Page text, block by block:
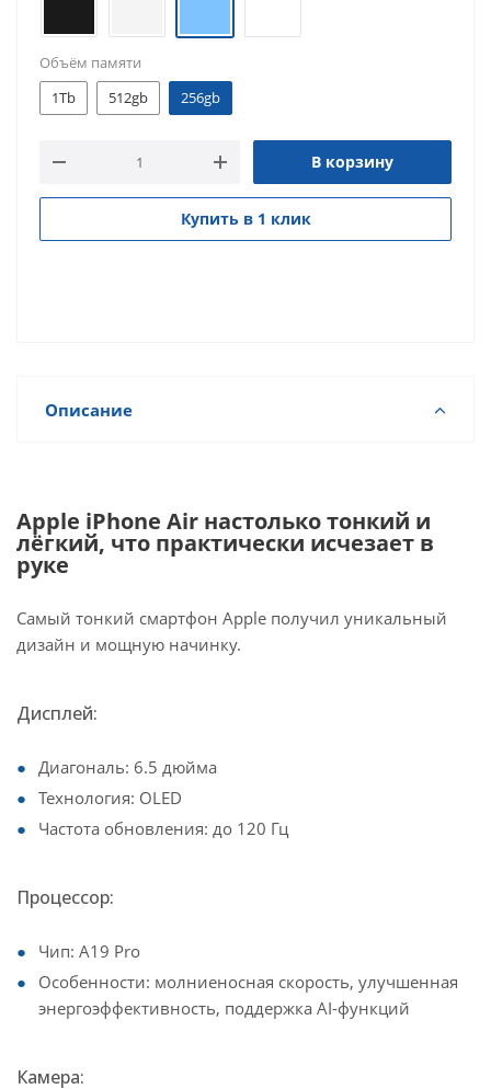
Объём памяти
1Tb
512gb 256gb
В корзину
Купить в 1 клик
Описание
Apple iPhone Air настолько тонкий и
лёгкий, что практически исчезает в
руке
Самый тонкий смартфон Apple получил уникальный
дизайн и мощную начинку.
Дисплей:
Диагональ: 6.5 дюйма
Технология: OLED
Частота обновления: до 120 Гц
Процессор:
Чип: A19 Pro
Особенности: молниеносная скорость, улучшенная
энергоэффективность, поддержка AI-функций
Камера: